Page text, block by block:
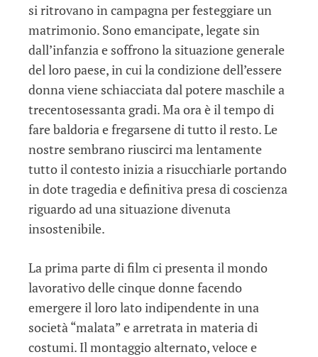
si ritrovano in campagna per festeggiare un
matrimonio. Sono emancipate, legate sin
dall’infanzia e soffrono la situazione generale
del loro paese, in cui la condizione dell’essere
donna viene schiacciata dal potere maschile a
trecentosessanta gradi. Ma ora è il tempo di
fare baldoria e fregarsene di tutto il resto. Le
nostre sembrano riuscirci ma lentamente
tutto il contesto inizia a risucchiarle portando
in dote tragedia e definitiva presa di coscienza
riguardo ad una situazione divenuta
insostenibile.
La prima parte di film ci presenta il mondo
lavorativo delle cinque donne facendo
emergere il loro lato indipendente in una
società “malata” e arretrata in materia di
costumi. Il montaggio alternato, veloce e